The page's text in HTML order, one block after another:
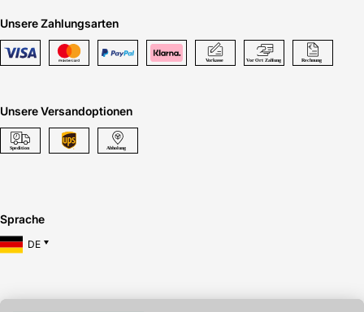
Unsere Zahlungsarten
Unsere Versandoptionen
Sprache
DE